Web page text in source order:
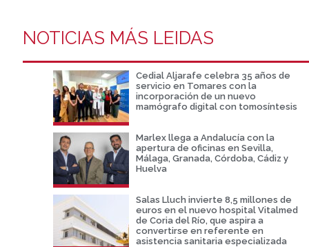
NOTICIAS MÁS LEIDAS
Cedial Aljarafe celebra 35 años de
servicio en Tomares con la
incorporación de un nuevo
mamógrafo digital con tomosíntesis
Marlex llega a Andalucía con la
apertura de oficinas en Sevilla,
Málaga, Granada, Córdoba, Cádiz y
Huelva
Salas Lluch invierte 8,5 millones de
euros en el nuevo hospital Vitalmed
de Coria del Río, que aspira a
convertirse en referente en
asistencia sanitaria especializada